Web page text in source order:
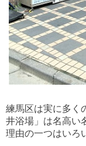
練馬区は実に多く
井浴場」は名高い
理由の一つはいろ